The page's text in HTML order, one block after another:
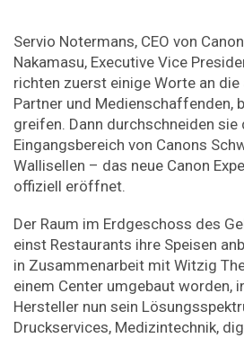
Servio Notermans, CEO von
Nakamasu, Executive Vice
richten zuerst einige Worte an die
Partner und Medienschaffenden,
greifen. Dann durchschneiden sie
Eingangsbereich von Canons
Wallisellen – das neue Canon
offiziell eröffnet.
Der Raum im Erdgeschoss des
einst Restaurants ihre Speisen
in Zusammenarbeit mit Witzig
einem Center umgebaut worden,
Hersteller nun sein
Druckservices, Medizintechnik,